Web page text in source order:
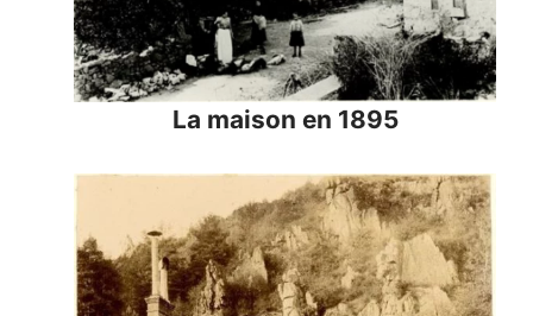
La maison en 1895